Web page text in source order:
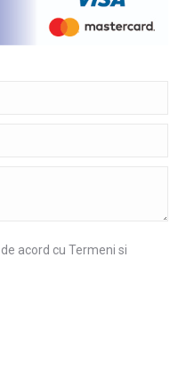
acord cu Termeni si